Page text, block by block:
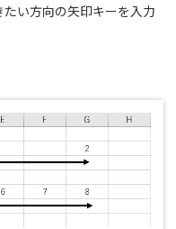
い方向の矢印キーを入力